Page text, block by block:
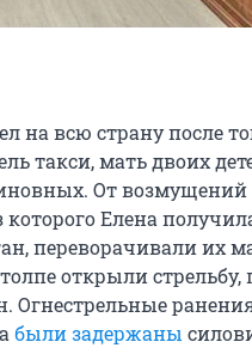
на всю страну после
такси, мать двоих
От возмущений
Елена
переворачивали их
открыли стрельбу,
Огнестрельные
были задержаны